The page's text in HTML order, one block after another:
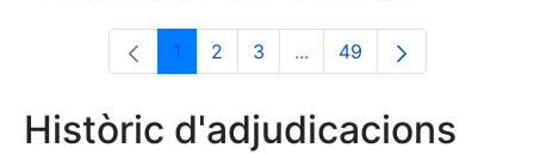
Pàgina
1 Pàgina
2 Pàgina
3 ...Pàgines intermèdies
Pàgina
49
Històric d'adjudicacions